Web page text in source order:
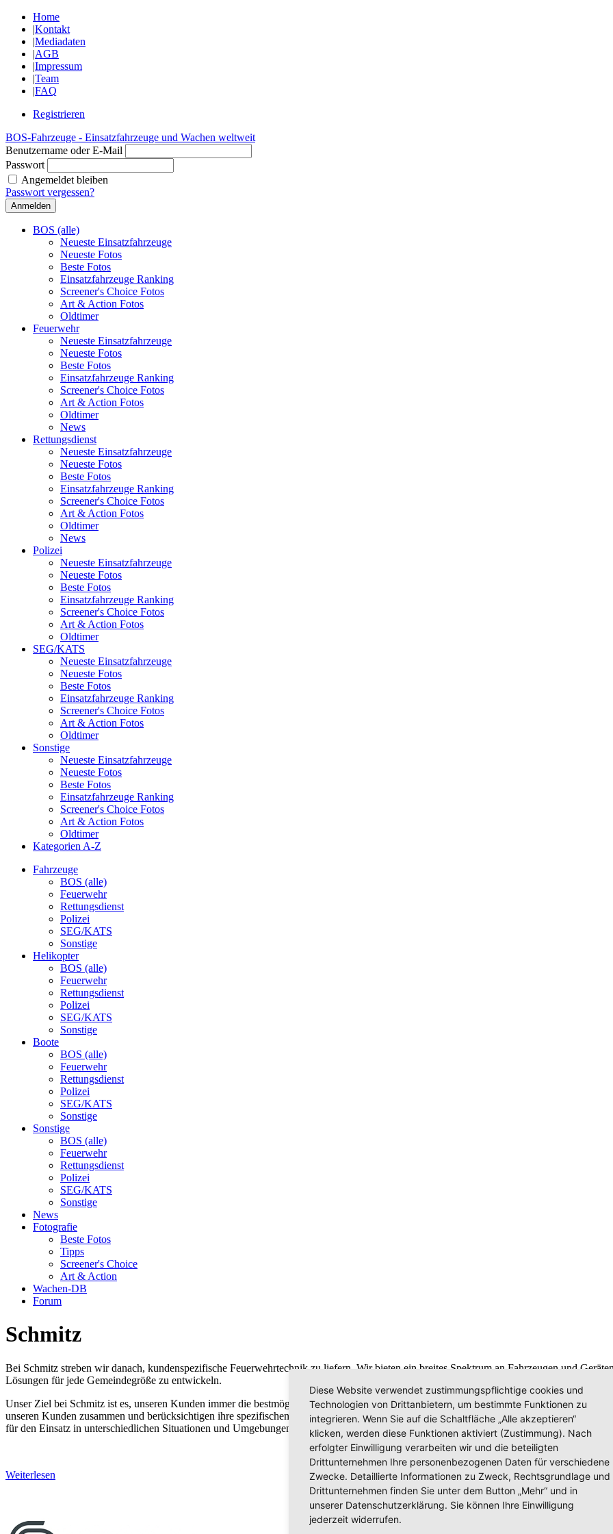
Home
|Kontakt
|Mediadaten
|AGB
|Impressum
|Team
|FAQ
Registrieren
BOS-Fahrzeuge - Einsatzfahrzeuge und Wachen weltweit
Benutzername oder E-Mail
Passwort
Angemeldet bleiben
Passwort vergessen?
BOS (alle)
Neueste Einsatzfahrzeuge
Neueste Fotos
Beste Fotos
Einsatzfahrzeuge Ranking
Screener's Choice Fotos
Art & Action Fotos
Oldtimer
Feuerwehr
Neueste Einsatzfahrzeuge
Neueste Fotos
Beste Fotos
Einsatzfahrzeuge Ranking
Screener's Choice Fotos
Art & Action Fotos
Oldtimer
News
Rettungsdienst
Neueste Einsatzfahrzeuge
Neueste Fotos
Beste Fotos
Einsatzfahrzeuge Ranking
Screener's Choice Fotos
Art & Action Fotos
Oldtimer
News
Polizei
Neueste Einsatzfahrzeuge
Neueste Fotos
Beste Fotos
Einsatzfahrzeuge Ranking
Screener's Choice Fotos
Art & Action Fotos
Oldtimer
SEG/KATS
Neueste Einsatzfahrzeuge
Neueste Fotos
Beste Fotos
Einsatzfahrzeuge Ranking
Screener's Choice Fotos
Art & Action Fotos
Oldtimer
Sonstige
Neueste Einsatzfahrzeuge
Neueste Fotos
Beste Fotos
Einsatzfahrzeuge Ranking
Screener's Choice Fotos
Art & Action Fotos
Oldtimer
Kategorien A-Z
Fahrzeuge
BOS (alle)
Feuerwehr
Rettungsdienst
Polizei
SEG/KATS
Sonstige
Helikopter
BOS (alle)
Feuerwehr
Rettungsdienst
Polizei
SEG/KATS
Sonstige
Boote
BOS (alle)
Feuerwehr
Rettungsdienst
Polizei
SEG/KATS
Sonstige
Sonstige
BOS (alle)
Feuerwehr
Rettungsdienst
Polizei
SEG/KATS
Sonstige
News
Fotografie
Beste Fotos
Tipps
Screener's Choice
Art & Action
Wachen-DB
Forum
Schmitz
Bei Schmitz streben wir danach, kundenspezifische Feuerwehrtechnik zu liefern. Wir bieten ein breites Spektrum an Fahrzeugen und
Lösungen für jede Gemeindegröße zu entwickeln.
Unser Ziel bei Schmitz ist es, unseren Kunden immer die bestmögliche Feuerwehrtechnik zu liefern, die auf ihre individuellen
unseren Kunden zusammen und berücksichtigen ihre spezifischen Anforderungen von der Planung bis zur Produktion. Unsere
für den Einsatz in unterschiedlichen Situationen und Umgebungen konzipiert sind. Wir bieten maßgeschneiderte Lösungen für die
Weiterlesen
Diese Website verwendet zustimmungspflichtige cookies und
Technologien von Drittanbietern, um bestimmte Funktionen zu
integrieren. Wenn Sie auf die Schaltfläche „Alle akzeptieren“
klicken, werden diese Funktionen aktiviert (Zustimmung). Nach
erfolgter Einwilligung verarbeiten wir und die beteiligten
Drittunternehmen Ihre personenbezogenen Daten für verschiedene
Zwecke. Detaillierte Informationen zu Zweck, Rechtsgrundlage und
Drittunternehmen finden Sie unter dem Button „Mehr“ und in
unserer Datenschutzerklärung. Sie können Ihre Einwilligung
jederzeit widerrufen.